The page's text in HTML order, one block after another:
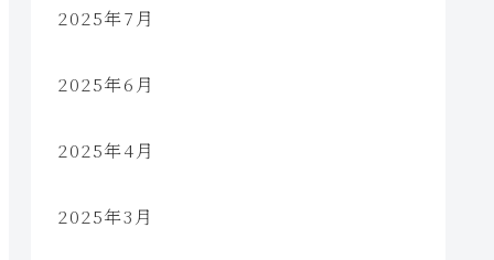
2025年7月
2025年6月
2025年4月
2025年3月